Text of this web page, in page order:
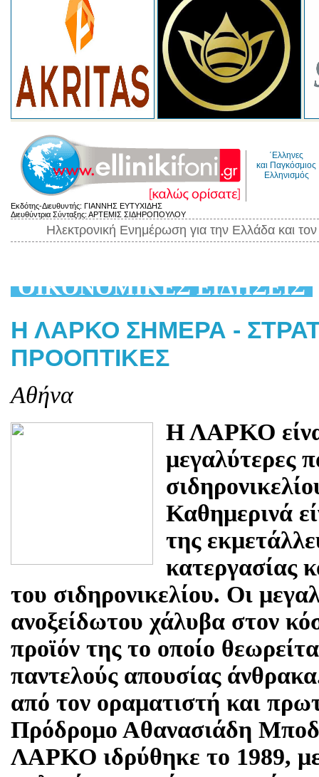
΄Ελληνες
και Παγκόσμιος
Ελληνισμός
Εκδότης-Διευθυντής: ΓΙΑΝΝΗΣ ΕΥΤΥΧΙΔΗΣ
Διευθύντρια Σύνταξης: ΑΡΤΕΜΙΣ ΣΙΔΗΡΟΠΟΥΛΟΥ
Ηλεκτρονική Ενημέρωση για την Ελλάδα και
ΟΙΚΟΝΟΜΙΚΕΣ ΕΙΔΗΣΕΙΣ
Η ΛΑΡΚΟ ΣΗΜΕΡΑ -
ΠΡΟΟΠΤΙΚΕΣ
Aθήνα
Η ΛΑΡΚΟ
μεγαλύτερες
Καθημερινά
της
κατεργασίας
του σιδηρονικελίου. Οι
ανοξείδωτου χάλυβα στον
προϊόν της το οποίο
παντελούς απουσίας
από τον οραματιστή και
Πρόδρομο Αθανασιάδη
ΛΑΡΚΟ ιδρύθηκε το 1989,